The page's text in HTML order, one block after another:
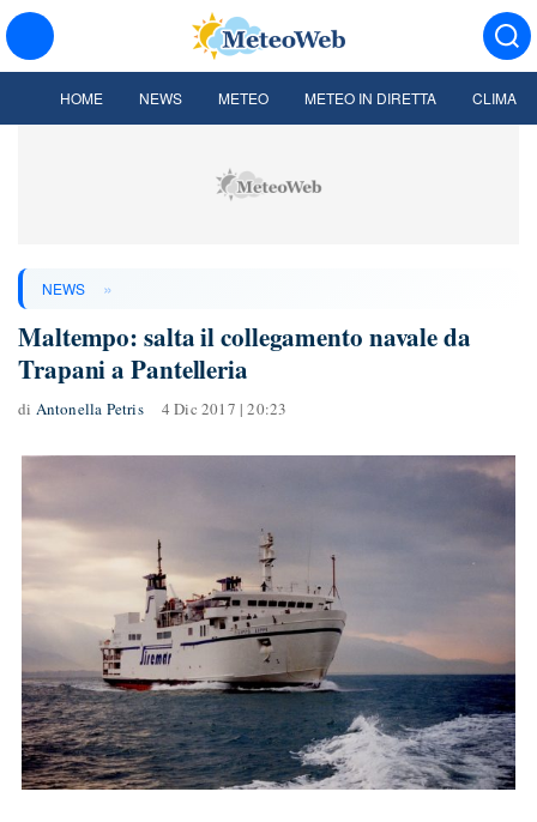
HOME NEWS METEO METEO IN DIRETTA CLIMA
NEWS »
Maltempo: salta il collegamento navale da
Trapani a Pantelleria
di Antonella Petris 4 Dic 2017 | 20:23